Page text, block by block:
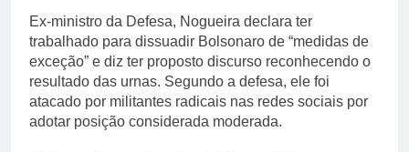
Ex-ministro da Defesa, Nogueira declara ter
trabalhado para dissuadir Bolsonaro de “medidas de
exceção” e diz ter proposto discurso reconhecendo o
resultado das urnas. Segundo a defesa, ele foi
atacado por militantes radicais nas redes sociais por
adotar posição considerada moderada.